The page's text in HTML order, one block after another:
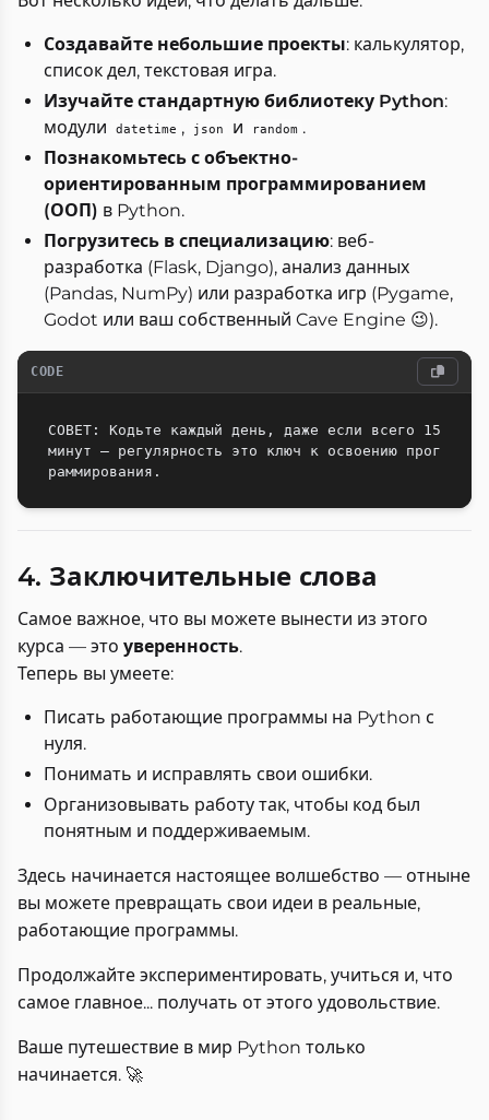
Создавайте небольшие проекты: калькулятор,
список дел, текстовая игра.
Изучайте стандартную библиотеку Python:
модули
datetime , json и random .
Познакомьтесь с объектно-
ориентированным программированием
(ООП) в Python.
Погрузитесь в специализацию: веб-
разработка (Flask, Django), анализ данных
(Pandas, NumPy) или разработка игр (Pygame,
Godot или ваш собственный Cave Engine 😉).
CODE
СОВЕТ: Кодьте каждый день, даже если всего 15
минут — регулярность это ключ к освоению прог
4. Заключительные слова
Самое важное, что вы можете вынести из этого
курса — это уверенность.
Теперь вы умеете:
Писать работающие программы на Python с
нуля.
Понимать и исправлять свои ошибки.
Организовывать работу так, чтобы код был
понятным и поддерживаемым.
Здесь начинается настоящее волшебство — отныне
вы можете превращать свои идеи в реальные,
работающие программы.
Продолжайте экспериментировать, учиться и, что
самое главное... получать от этого удовольствие.
Ваше путешествие в мир Python только
начинается. 🚀